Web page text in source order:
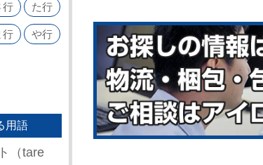
行 た行
行 や行
用語
（tare